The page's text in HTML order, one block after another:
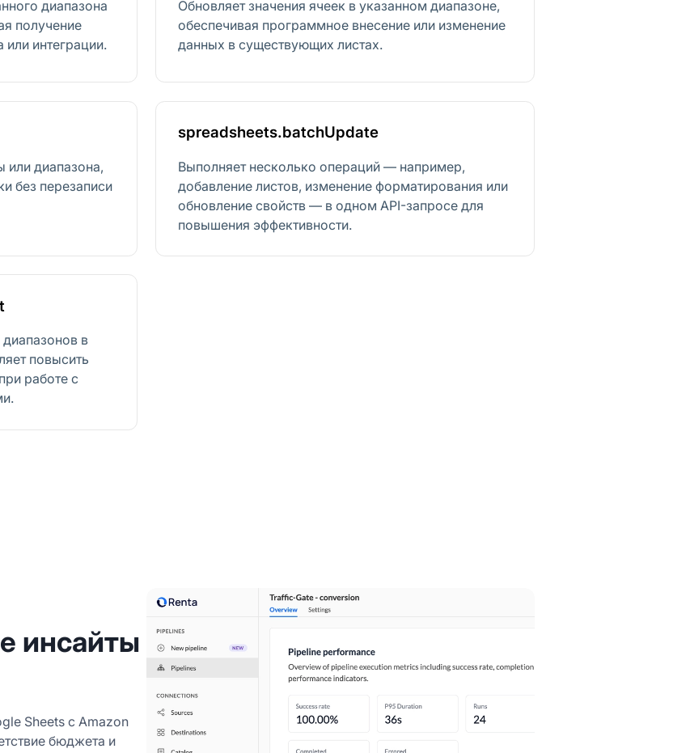
диапазона
получение
интеграции.
Обновляет значения ячеек в указанном диапазоне,
обеспечивая программное внесение или изменение
данных в существующих листах.
или диапазона,
без перезаписи
spreadsheets.batchUpdate
Выполняет несколько операций — например,
добавление листов, изменение форматирования или
обновление свойств — в одном API-запросе для
повышения эффективности.
диапазонов в
повысить
работе с
инсайты
Sheets с Amazon
бюджета и